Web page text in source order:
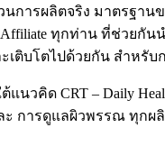
รผลิตจริง มาตรฐาน
ทุกท่าน ที่ช่วย
ติบโตไปด้วยกัน สำหรั
คิด CRT – Daily
ะ การดูแลผิวพรรณ ทุ